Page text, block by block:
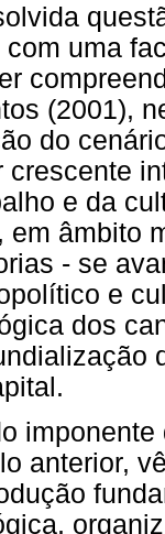
uma
(2001),
do
crescente
e da
em âmbito
- se
e
dos
anterior,